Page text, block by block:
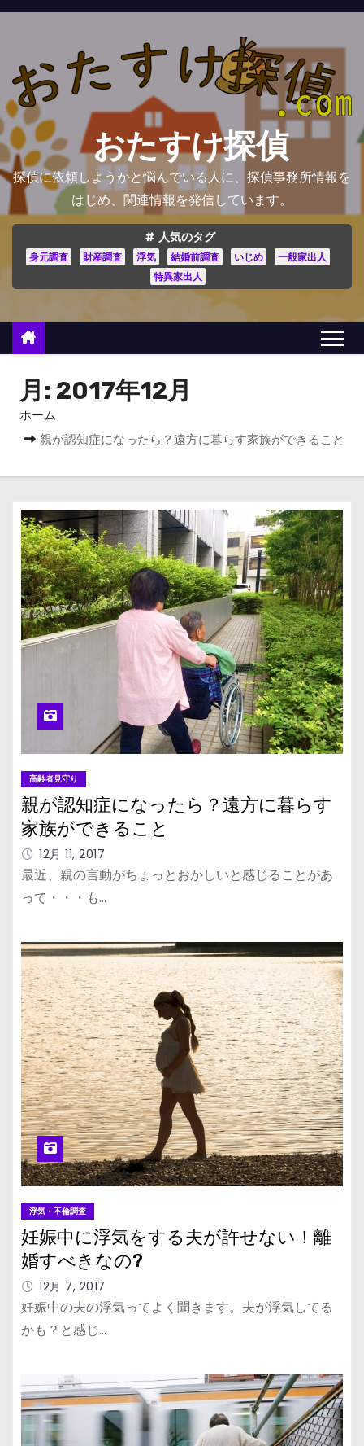
コ
ツ
へ
ス
キ
ッ
プ
おたすけ探偵
探偵に依頼しようかと悩んでいる人に、探偵事務所情報を
はじめ、関連情報を発信しています。
人気のタグ
身元調査 財産調査 浮気 結婚前調査 いじめ
一般家出人
特異家出人
月: 2017年12月
ホーム
親が認知症になったら？遠方に暮らす家族ができること
高齢者見守り
親が認知症になったら？遠方に暮らす
家族ができること
12月 11, 2017
最近、親の言動がちょっとおかしいと感じることがあ
って・・・も…
浮気・不倫調査
妊娠中に浮気をする夫が許せない！離
婚すべきなの?
12月 7, 2017
妊娠中の夫の浮気ってよく聞きます。夫が浮気してる
かも？と感じ…